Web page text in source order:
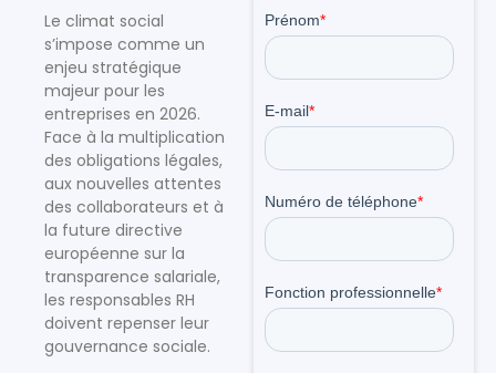
Le climat social
s’impose comme un
enjeu stratégique
majeur pour les
entreprises en 2026.
Face à la multiplication
des obligations légales,
aux nouvelles attentes
des collaborateurs et à
la future directive
européenne sur la
transparence salariale,
les responsables RH
doivent repenser leur
gouvernance sociale.